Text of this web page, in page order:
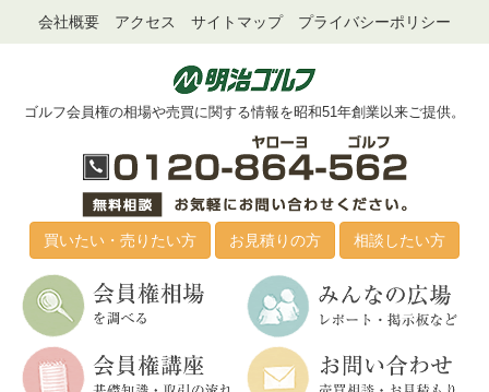
会社概要 アクセス サイトマップ プライバシーポリシー
ゴルフ会員権の相場や売買に関する情報を昭和51年創業以来ご提供。
買いたい・売りたい方 お見積りの方 相談したい方